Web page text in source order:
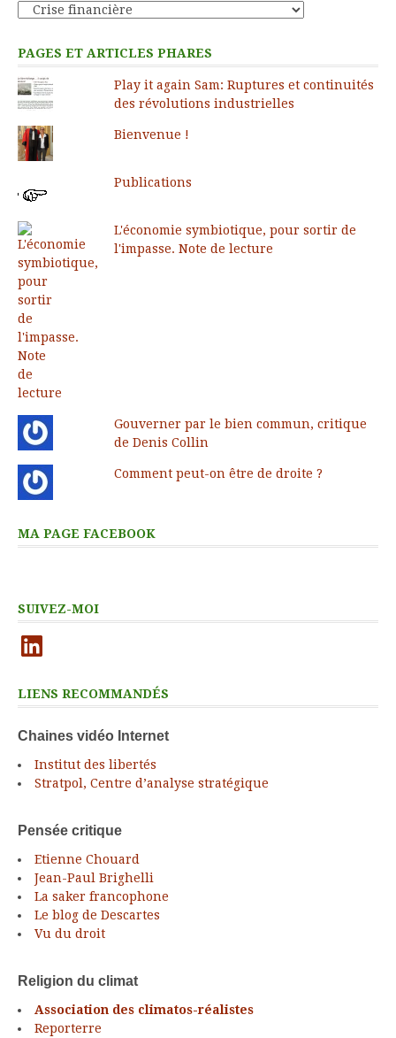
Catégories
PAGES ET ARTICLES PHARES
Play it again Sam: Ruptures et continuités
des révolutions industrielles
Bienvenue !
Publications
L'économie symbiotique, pour sortir de
l'impasse. Note de lecture
Gouverner par le bien commun, critique
de Denis Collin
Comment peut-on être de droite ?
MA PAGE FACEBOOK
SUIVEZ-MOI
LinkedIn
LIENS RECOMMANDÉS
Chaines vidéo Internet
Institut des libertés
Stratpol, Centre d’analyse stratégique
Pensée critique
Etienne Chouard
Jean-Paul Brighelli
La saker francophone
Le blog de Descartes
Vu du droit
Religion du climat
Association des climatos-réalistes
Reporterre